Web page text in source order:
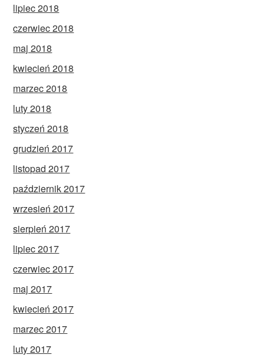
lipiec 2018
czerwiec 2018
maj 2018
kwiecień 2018
marzec 2018
luty 2018
styczeń 2018
grudzień 2017
listopad 2017
październik 2017
wrzesień 2017
sierpień 2017
lipiec 2017
czerwiec 2017
maj 2017
kwiecień 2017
marzec 2017
luty 2017